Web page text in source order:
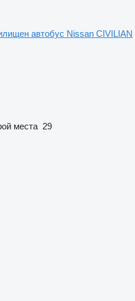
автобус Nissan CIVILIAN
места 29